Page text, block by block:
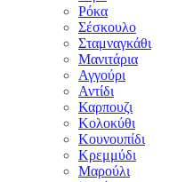
Ρόκα
Σέσκουλο
Σταμναγκάθι
Μανιτάρια
Αγγούρι
Αντίδι
Καρπουζι
Κολοκύθι
Κουνουπίδι
Κρεμμύδι
Μαρούλι